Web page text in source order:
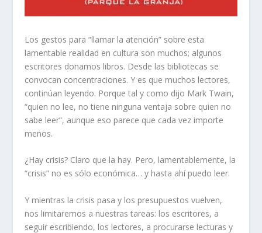
Los gestos para “llamar la atención” sobre esta
lamentable realidad en cultura son muchos; algunos
escritores donamos libros. Desde las bibliotecas se
convocan concentraciones. Y es que muchos lectores,
continúan leyendo. Porque tal y como dijo Mark Twain,
“quien no lee, no tiene ninguna ventaja sobre quien no
sabe leer”, aunque eso parece que cada vez importe
menos.
¿Hay crisis? Claro que la hay. Pero, lamentablemente, la
“crisis” no es sólo económica… y hasta ahí puedo leer.
Y mientras la crisis pasa y los presupuestos vuelven,
nos limitaremos a nuestras tareas: los escritores, a
seguir escribiendo, los lectores, a procurarse lecturas y